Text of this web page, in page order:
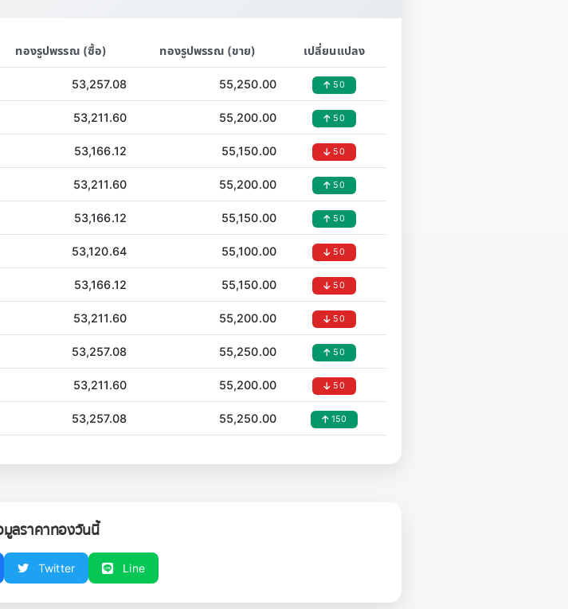
ทองรูปพรรณ (ซื้อ) ทองรูปพรรณ (ขาย) เปลี่ยนแปลง
53,257.08 55,250.00 50
53,211.60 55,200.00 50
53,166.12 55,150.00 50
53,211.60 55,200.00 50
53,166.12 55,150.00 50
53,120.64 55,100.00 50
53,166.12 55,150.00 50
53,211.60 55,200.00 50
53,257.08 55,250.00 50
53,211.60 55,200.00 50
53,257.08 55,250.00 150
มูลราคาทองวันนี้
Twitter Line